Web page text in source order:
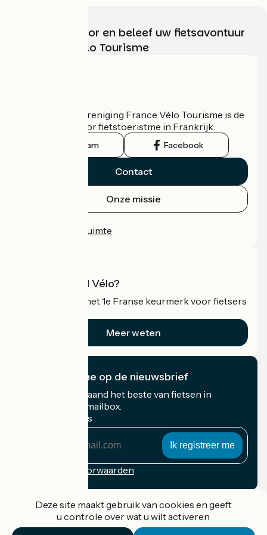
Kies, bereid voor en beleef uw fietsavontuur
met France Vélo Tourisme
De nationale vereniging France Vélo Tourisme is de
officiële gids voor fietstoeristme in Frankrijk.
Instagram Facebook
Contact
Onze missie
Professionele ruimte
Wat is Accueil Vélo?
Accueil Vélo is het 1e Franse keurmerk voor fietsers
Meer weten
Ik abonneer me op de nieuwsbrief
Ontvang elke maand het beste van fietsen in
Frankrijk in uw mailbox.
Mijn e-mailadres
Inschrijvingsvoorwaarden
Deze site maakt gebruik van cookies en geeft
u controle over wat u wilt activeren